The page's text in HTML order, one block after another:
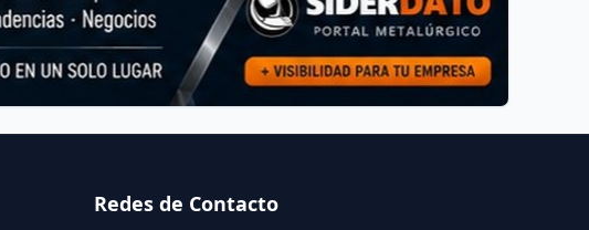
Redes de Contacto